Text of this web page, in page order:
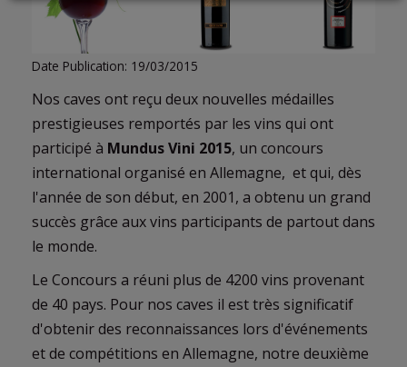
LOGIN
Date Publication: 19/03/2015
Nos caves ont reçu deux nouvelles médailles
prestigieuses remportés par les vins qui ont
participé à Mundus Vini 2015, un concours
international organisé en Allemagne, et qui, dès
l'année de son début, en 2001, a obtenu un grand
succès grâce aux vins participants de partout dans
le monde.
Le Concours a réuni plus de 4200 vins provenant
de 40 pays. Pour nos caves il est très significatif
d'obtenir des reconnaissances lors d'événements
et de compétitions en Allemagne, notre deuxième